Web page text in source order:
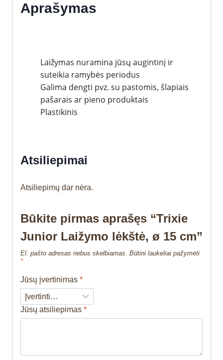
Aprašymas
Laižymas nuramina jūsų augintinį ir
suteikia ramybės periodus
Galima dengti pvz. su pastomis, šlapiais
pašarais ar pieno produktais
Plastikinis
Atsiliepimai
Atsiliepimų dar nėra.
Būkite pirmas aprašęs “Trixie
Junior Laižymo lėkštė, ø 15 cm”
El. pašto adresas nebus skelbiamas. Būtini laukeliai pažymėti
*
Jūsų įvertinimas *
Jūsų atsiliepimas *